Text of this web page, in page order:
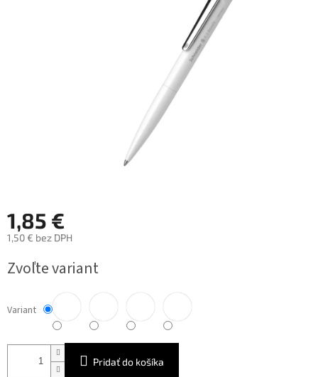
1,85 €
1,50 € bez DPH
cena:
Zvoľte variant
Variant
Pridať do košíka